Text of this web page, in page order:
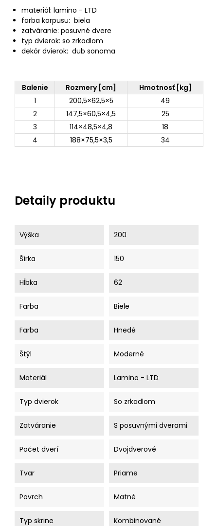
materiál: lamino - LTD
farba korpusu: biela
zatváranie: posuvné dvere
typ dvierok: so zrkadlom
dekór dvierok: dub sonoma
Balenie Rozmery [cm]
Hmotnosť [kg]
1
200,5×62,5×5
49
2
147,5×60,5×4,5
25
3
114×48,5×4,8
18
4
188×75,5×3,5 34
Detaily produktu
Výška 200
Šírka 150
Hĺbka 62
Farba Biele
Farba Hnedé
Štýl Moderné
Materiál Lamino - LTD
Typ dvierok So zrkadlom
Zatváranie S posuvnými dverami
Počet dverí Dvojdverové
Tvar Priame
Povrch Matné
Typ skrine Kombinované